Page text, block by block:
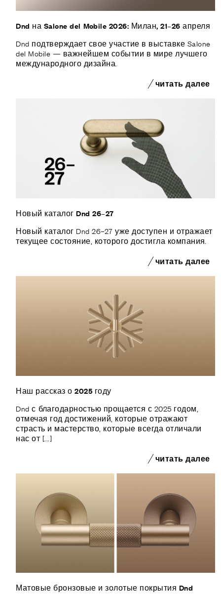
Dnd на Salone del Mobile 2026: Милан, 21–26 апреля
Dnd подтверждает свое участие в выставке Salone
del Mobile — важнейшем событии в мире лучшего
международного дизайна.
читать далее
Новый каталог Dnd 26–27
Новый каталог Dnd 26–27 уже доступен и отражает
текущее состояние, которого достигла компания.
читать далее
Наш рассказ о 2025 году
Dnd с благодарностью прощается с 2025 годом,
отмечая год достижений, которые отражают
страсть и мастерство, которые всегда отличали
нас от [...]
читать далее
Матовые бронзовые и золотые покрытия Dnd